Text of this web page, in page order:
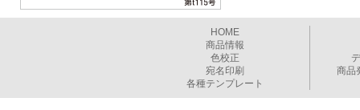
HOME
商品情報
色校正
宛名印刷
各種テンプレート
商品